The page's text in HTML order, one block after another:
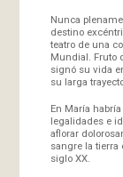
Nunca
destino
teatro de una
Mundial. Fruto
signó su vida
su larga
En María
legalidades e
aflorar
sangre la tierra
siglo XX.